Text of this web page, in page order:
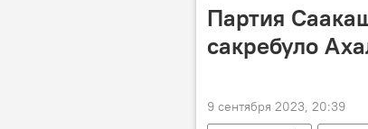
Партия
сакребуло
9 сентября 2023, 20:39